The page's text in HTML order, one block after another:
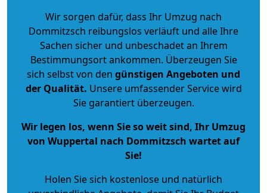
Wir sorgen dafür, dass Ihr Umzug nach
Dommitzsch reibungslos verläuft und alle Ihre
Sachen sicher und unbeschadet an Ihrem
Bestimmungsort ankommen. Überzeugen Sie
sich selbst von den günstigen Angeboten und
der Qualität. Unsere umfassender Service wird
Sie garantiert überzeugen.
Wir legen los, wenn Sie so weit sind, Ihr Umzug
von Wuppertal nach Dommitzsch wartet auf
Sie!
Holen Sie sich kostenlose und natürlich